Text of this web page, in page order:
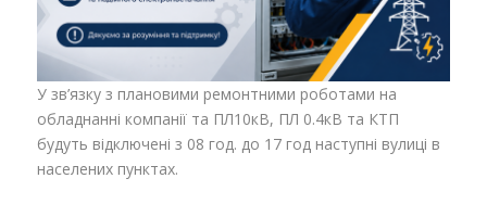
У зв’язку з плановими ремонтними роботами на
обладнанні компанії та ПЛ10кВ, ПЛ 0.4кВ та КТП
будуть відключені з 08 год. до 17 год наступні вулиці в
населених пунктах.